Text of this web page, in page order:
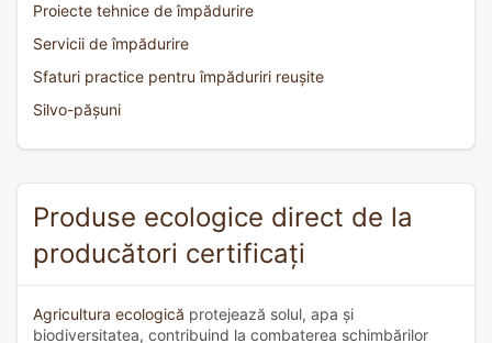
Proiecte tehnice de împădurire
Servicii de împădurire
Sfaturi practice pentru împăduriri reușite
Silvo-pășuni
Produse ecologice direct de la
producători certificați
Agricultura ecologică protejează solul, apa și
biodiversitatea, contribuind la combaterea schimbărilor